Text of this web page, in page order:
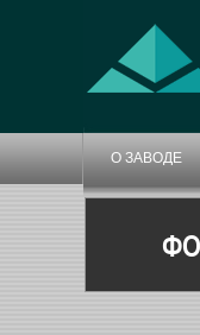
О ЗАВОДЕ